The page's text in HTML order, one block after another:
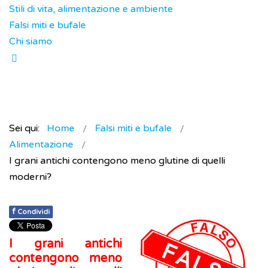
Stili di vita, alimentazione e ambiente
Falsi miti e bufale
Chi siamo
Sei qui: Home
Falsi miti e bufale
Alimentazione
I grani antichi contengono meno glutine di quelli
moderni?
f Condividi
I grani antichi
contengono meno